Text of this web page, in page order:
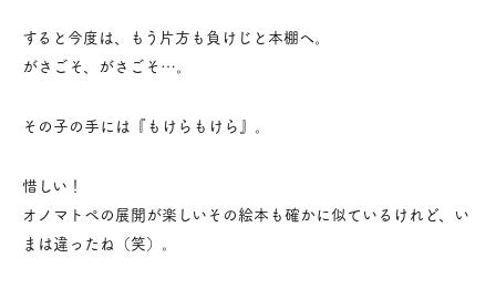
すると今度は、もう片方も負けじと本棚へ。
がさごそ、がさごそ…。
その子の手には『もけらもけら』。
惜しい！
オノマトペの展開が楽しいその絵本も確かに似ているけれど、い
まは違ったね（笑）。